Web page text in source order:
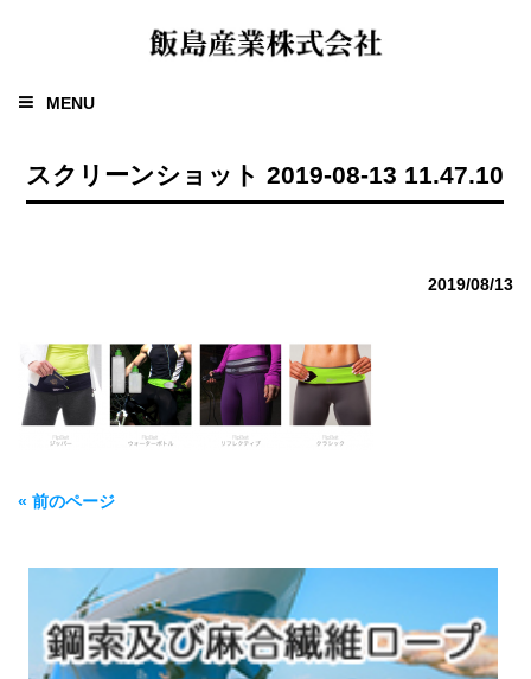
MENU
スクリーンショット 2019-08-13 11.47.10
2019/08/13
« 前のページ